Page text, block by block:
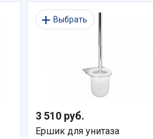
Выбрать
3 510 руб.
Ершик для унитаза